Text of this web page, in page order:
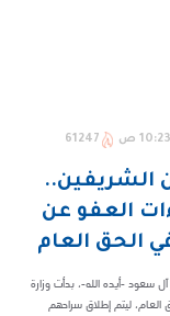
10:23 ص 61247
الشريفين..
العفو عن
الحق العام
سعود -أيده الله-، بدأت وزارة
العام، ليتم إطلاق سراحهم